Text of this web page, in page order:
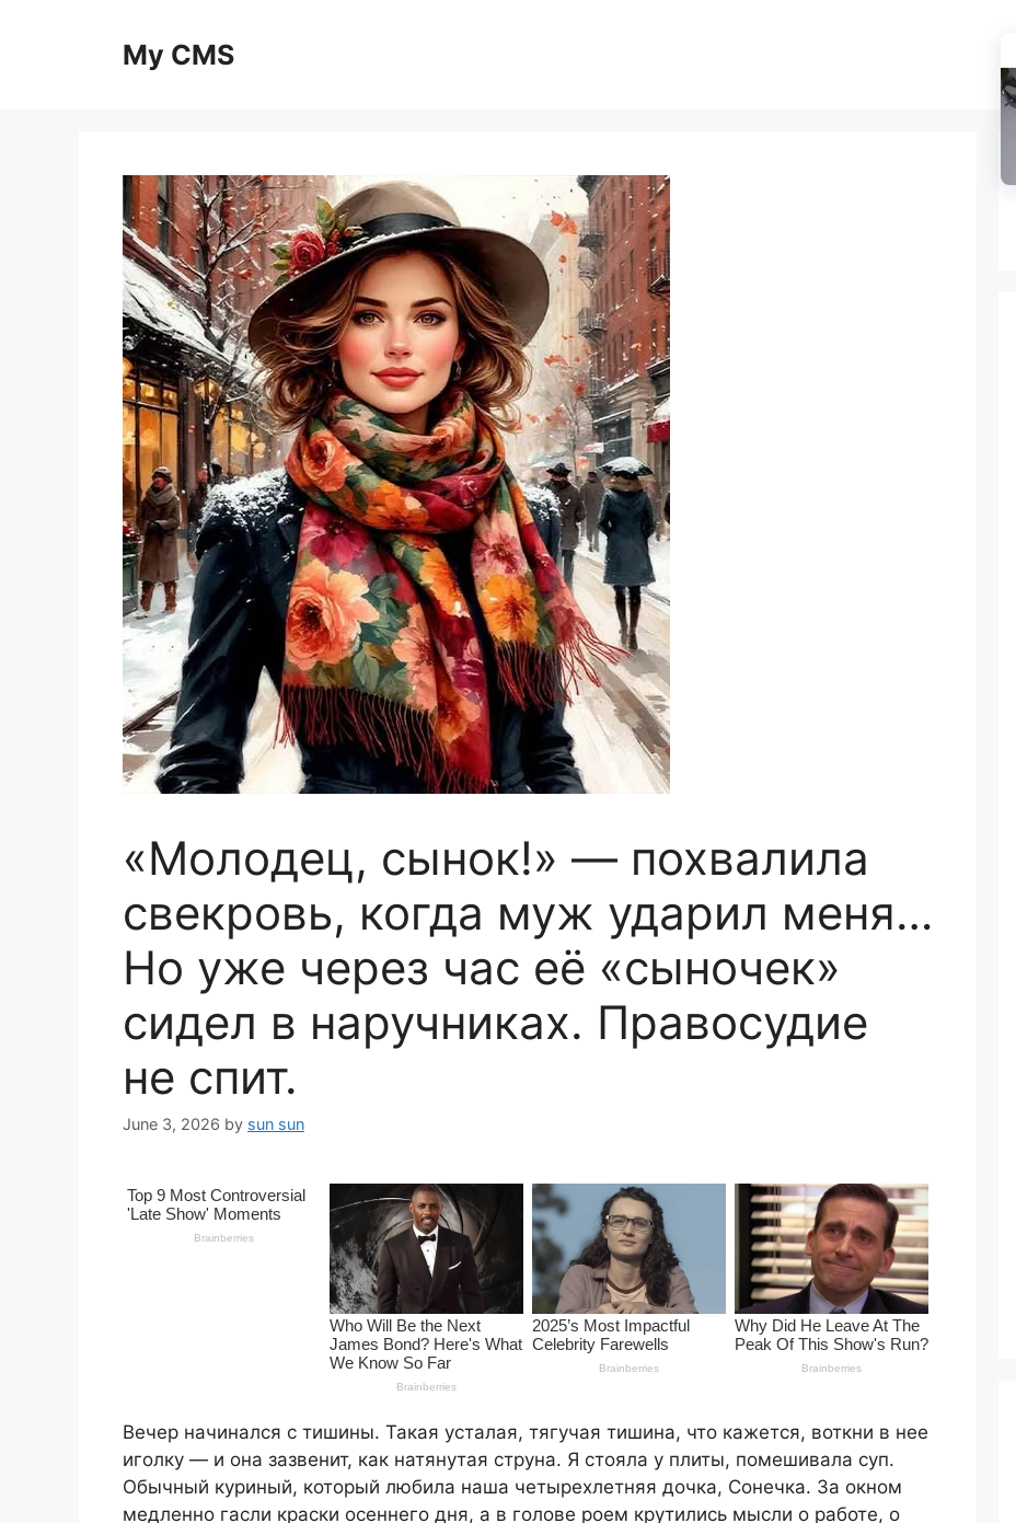
My CMS
«Молодец, сынок!» — похвалила
свекровь, когда муж ударил меня…
Но уже через час её «сыночек»
сидел в наручниках. Правосудие
не спит.
June 3, 2026 by sun sun
Вечер начинался с тишины. Такая усталая, тягучая тишина, что кажется, воткни в нее
иголку — и она зазвенит, как натянутая струна. Я стояла у плиты, помешивала суп.
Обычный куриный, который любила наша четырехлетняя дочка, Сонечка. За окном
медленно гасли краски осеннего дня, а в голове роем крутились мысли о работе, о